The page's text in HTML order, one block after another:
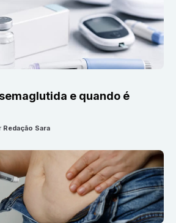
e quando é
Redação Sara